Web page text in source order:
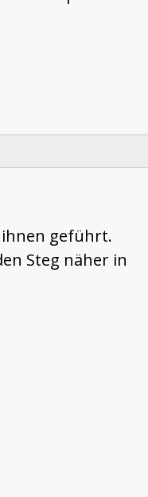
ihnen geführt.
Steg näher in